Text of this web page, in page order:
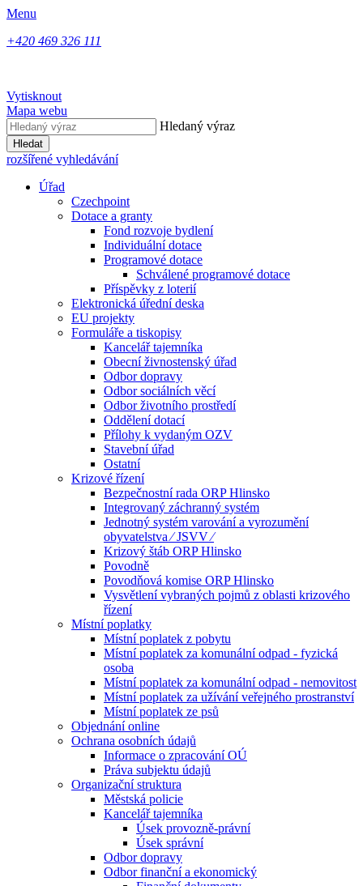
Menu
+420 469 326 111
Vytisknout
Mapa webu
Hledaný výraz
Hledat
rozšířené vyhledávání
Úřad
Czechpoint
Dotace a granty
Fond rozvoje bydlení
Individuální dotace
Programové dotace
Schválené programové dotace
Příspěvky z loterií
Elektronická úřední deska
EU projekty
Formuláře a tiskopisy
Kancelář tajemníka
Obecní živnostenský úřad
Odbor dopravy
Odbor sociálních věcí
Odbor životního prostředí
Oddělení dotací
Přílohy k vydaným OZV
Stavební úřad
Ostatní
Krizové řízení
Bezpečnostní rada ORP Hlinsko
Integrovaný záchranný systém
Jednotný systém varování a vyrozumění
obyvatelstva ⁄ JSVV ⁄
Krizový štáb ORP Hlinsko
Povodně
Povodňová komise ORP Hlinsko
Vysvětlení vybraných pojmů z oblasti krizového
řízení
Místní poplatky
Místní poplatek z pobytu
Místní poplatek za komunální odpad - fyzická
osoba
Místní poplatek za komunální odpad - nemovitost
Místní poplatek za užívání veřejného prostranství
Místní poplatek ze psů
Objednání online
Ochrana osobních údajů
Informace o zpracování OÚ
Práva subjektu údajů
Organizační struktura
Městská policie
Kancelář tajemníka
Úsek provozně-právní
Úsek správní
Odbor dopravy
Odbor finanční a ekonomický